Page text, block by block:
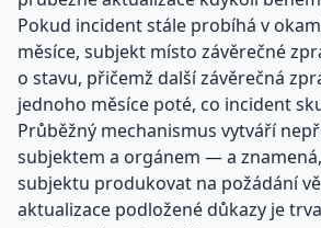
Pokud incident stále probíhá v
měsíce, subjekt místo závěrečné
o stavu, přičemž další závěrečná
jednoho měsíce poté, co incident
Průběžný mechanismus vytváří
subjektem a orgánem — a
subjektu produkovat na požádání
aktualizace podložené důkazy je